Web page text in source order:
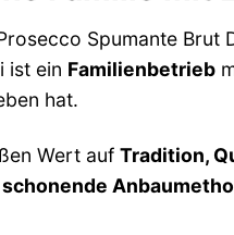
Spumante Brut
ist ein Familienbetrieb
hat.
Wert auf Tradition,
schonende